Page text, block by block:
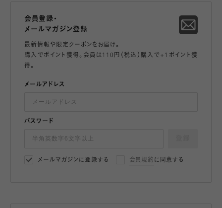
会員登録・
メールマガジン登録
最新情報や限定クーポンをお届け。
購入でポイント獲得。会員は110円（税込）購入で+1ポイント獲
得。
メールアドレス
パスワード
メールマガジンに登録する 会員規約 に同意する